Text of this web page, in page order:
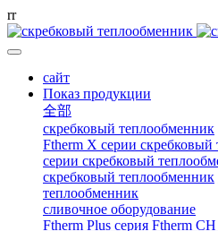
rr
сайт
Показ продукции
全部
скребковый теплообменник
Ftherm X серии
серии скребковый
скребковый теплообменник
теплообменник
сливочное оборудование
Ftherm Plus серия Ftherm